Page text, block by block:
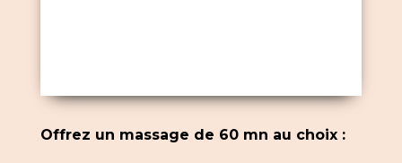
Offrez un massage de 60 mn au choix :